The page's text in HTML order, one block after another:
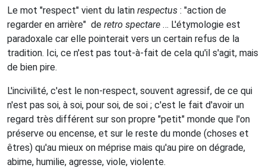
Le mot "respect" vient du latin respectus : "action de
regarder en arrière" de retro spectare … L'étymologie est
paradoxale car elle pointerait vers un certain refus de la
tradition. Ici, ce n'est pas tout-à-fait de cela qu'il s'agit, mais
de bien pire.
L'incivilité, c'est le non-respect, souvent agressif, de ce qui
n'est pas soi, à soi, pour soi, de soi ; c'est le fait d'avoir un
regard très différent sur son propre "petit" monde que l'on
préserve ou encense, et sur le reste du monde (choses et
êtres) qu'au mieux on méprise mais qu'au pire on dégrade,
abime, humilie, agresse, viole, violente.